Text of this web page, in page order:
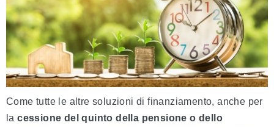
Come tutte le altre soluzioni di finanziamento, anche per
lacessione del quinto della pensione o dello